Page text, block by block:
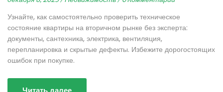
Узнайте, как самостоятельно проверить техническое
состояние квартиры на вторичном рынке без эксперта:
документы, сантехника, электрика, вентиляция,
перепланировка и скрытые дефекты. Избежите дорогостоящих
ошибок при покупке.